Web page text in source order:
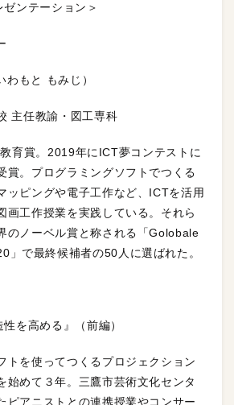
ンテーション＞
もと もみじ）
主任教諭・図工専科
育賞。2019年にICT夢コンテストに
賞。プログラミングソフトでつくる
ッピングや電子工作など、ICTを活用
画工作授業を実践している。それら
のノーベル賞と称される「Golobale
」で最終候補者の50人に選ばれた。
性を高める』（前編）
トを使ってつくるプロジェクション
始めて３年。三鷹市芸術文化センタ
ピアニストとの連携授業やコンサー